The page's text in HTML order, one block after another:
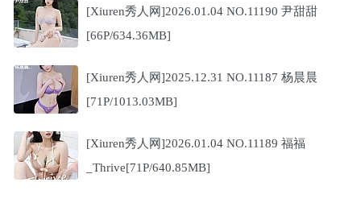
[Xiuren秀人网]2026.01.04 NO.11190 尹甜甜
[66P/634.36MB]
[Xiuren秀人网]2025.12.31 NO.11187 杨晨晨
[71P/1013.03MB]
[Xiuren秀人网]2026.01.04 NO.11189 福福
_Thrive[71P/640.85MB]